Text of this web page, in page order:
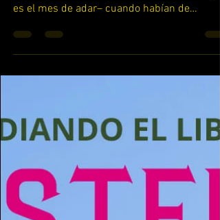
ESTUDIANDO EL LIBRO
DE ESTER CAPITULO # 9
ejecutarse la...